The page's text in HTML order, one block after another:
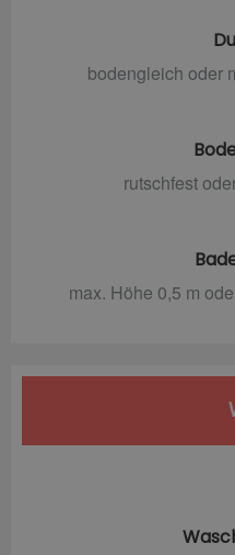
bodengleich oder
rutschfest
max. Höhe 0,5 m